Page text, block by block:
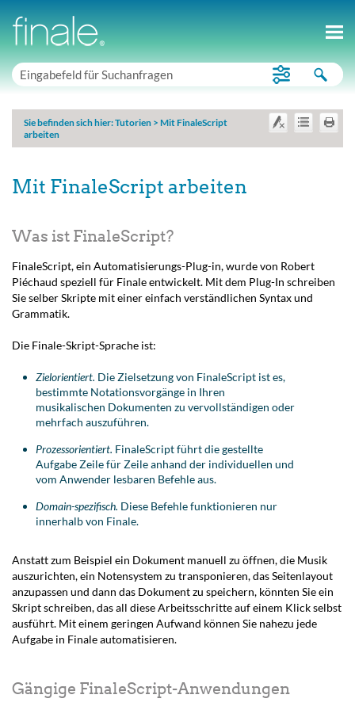
Sie befinden sich hier:Tutorien > Mit FinaleScript
arbeiten
Mit FinaleScript arbeiten
Was ist FinaleScript?
FinaleScript, ein Automatisierungs-Plug-in, wurde von Robert
Piéchaud speziell für Finale entwickelt. Mit dem Plug-In schreiben
Sie selber Skripte mit einer einfach verständlichen Syntax und
Grammatik.
Die Finale-Skript-Sprache ist:
Zielorientiert. Die Zielsetzung von FinaleScript ist es,
bestimmte Notationsvorgänge in Ihren
musikalischen Dokumenten zu vervollständigen oder
mehrfach auszuführen.
Prozessorientiert. FinaleScript führt die gestellte
Aufgabe Zeile für Zeile anhand der individuellen und
vom Anwender lesbaren Befehle aus.
Domain-spezifisch. Diese Befehle funktionieren nur
innerhalb von Finale.
Anstatt zum Beispiel ein Dokument manuell zu öffnen, die Musik
auszurichten, ein Notensystem zu transponieren, das Seitenlayout
anzupassen und dann das Dokument zu speichern, könnten Sie ein
Skript schreiben, das all diese Arbeitsschritte auf einem Klick selbst
ausführt. Mit einem geringen Aufwand können Sie nahezu jede
Aufgabe in Finale automatisieren.
Gängige FinaleScript-Anwendungen